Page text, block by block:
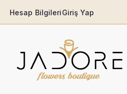
Hesap BilgileriGiriş Yap